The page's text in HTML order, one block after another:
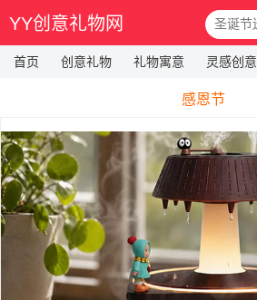
YY创意礼物网
首页 创意礼物 礼物寓意 灵感创意
感恩节